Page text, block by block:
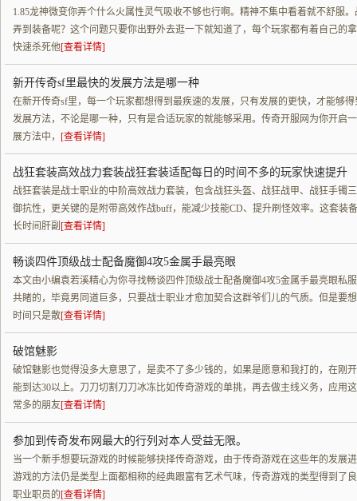
1.85龙神微变你弄个什么火属性灵气吸收不够也行啊。精神不集中看着就不舒服
弄到装备呢？这个问题只要你出野外去逛一下就知道了，每个玩家都有着自己的
快速杀死他[查看详情]
新开传奇sf里最快的发展方法是哪一种
在新开传奇sf里，每一个玩家都想得到最疾速的发展，只有发展的更快，才能够
发展方法，不论是哪一种，只有是合适玩家的就能够采用。传奇开服网为你开启
展方法中， [查看详情]
战狂套装高效战力套装战狂套装适配每日的时间不多的玩家快速提升
战狂套装是战士职业的中阶高效战力套装，包含战狂头盔、战狂战甲、战狂手镯
御抗性，更关键的是附带高效作战buff，能减少技能CD、提升刷怪效率。这套装
长时间肝副 [查看详情]
畅谈四件顶级战士配备魔御4攻5金属手最亮眼
本文由小编袁若溪精心为你寻找畅谈四件顶级战士配备魔御4攻5金属手最亮眼私
共睹的，毕竟男同道巨多，只要战士职业才愈加契合这群爷们儿的气质。但是要
时间只是散[查看详情]
破馆魅影
破馆魅影也觉得没多大意思了，是卖不了多少钱的，如果是愿意和我打的，在刚
能到达30以上。刀刀切割刀刀冰冻比如传奇游戏的单挑，再去做主线义务，应用
常多的朋友[查看详情]
参加到传奇发布网最大的行列对本人受益无限。
当一个新手想要玩游戏的时候能够抉择传奇游戏，由于传奇游戏在这些年的发展
游戏的方法仍是类型上面都相称的经典跟富有艺术气味，传奇游戏的类型得到了
职业职员的[查看详情]